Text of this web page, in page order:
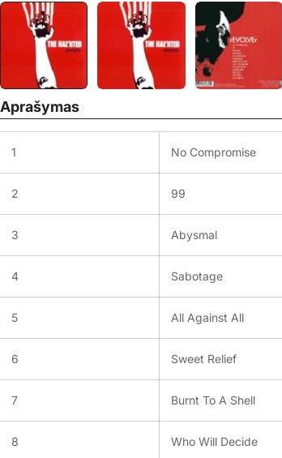
Aprašymas
1 No Compromise
2 99
3 Abysmal
4 Sabotage
5 All Against All
6 Sweet Relief
7 Burnt To A Shell
8 Who Will Decide